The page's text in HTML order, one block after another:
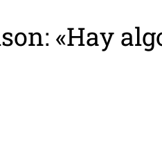
«Hay